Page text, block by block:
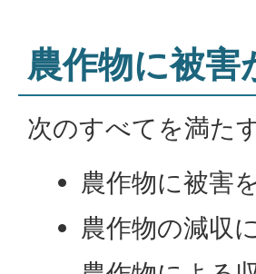
農作物に被害
次のすべてを満た
農作物に被害
農作物の減収